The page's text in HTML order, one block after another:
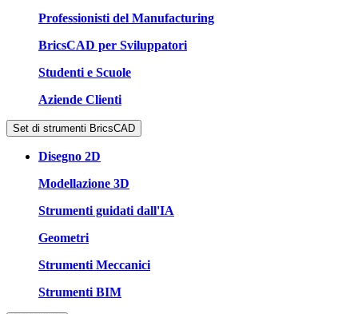
Professionisti del Manufacturing
BricsCAD per Sviluppatori
Studenti e Scuole
Aziende Clienti
Set di strumenti BricsCAD
Disegno 2D
Modellazione 3D
Strumenti guidati dall'IA
Geometri
Strumenti Meccanici
Strumenti BIM